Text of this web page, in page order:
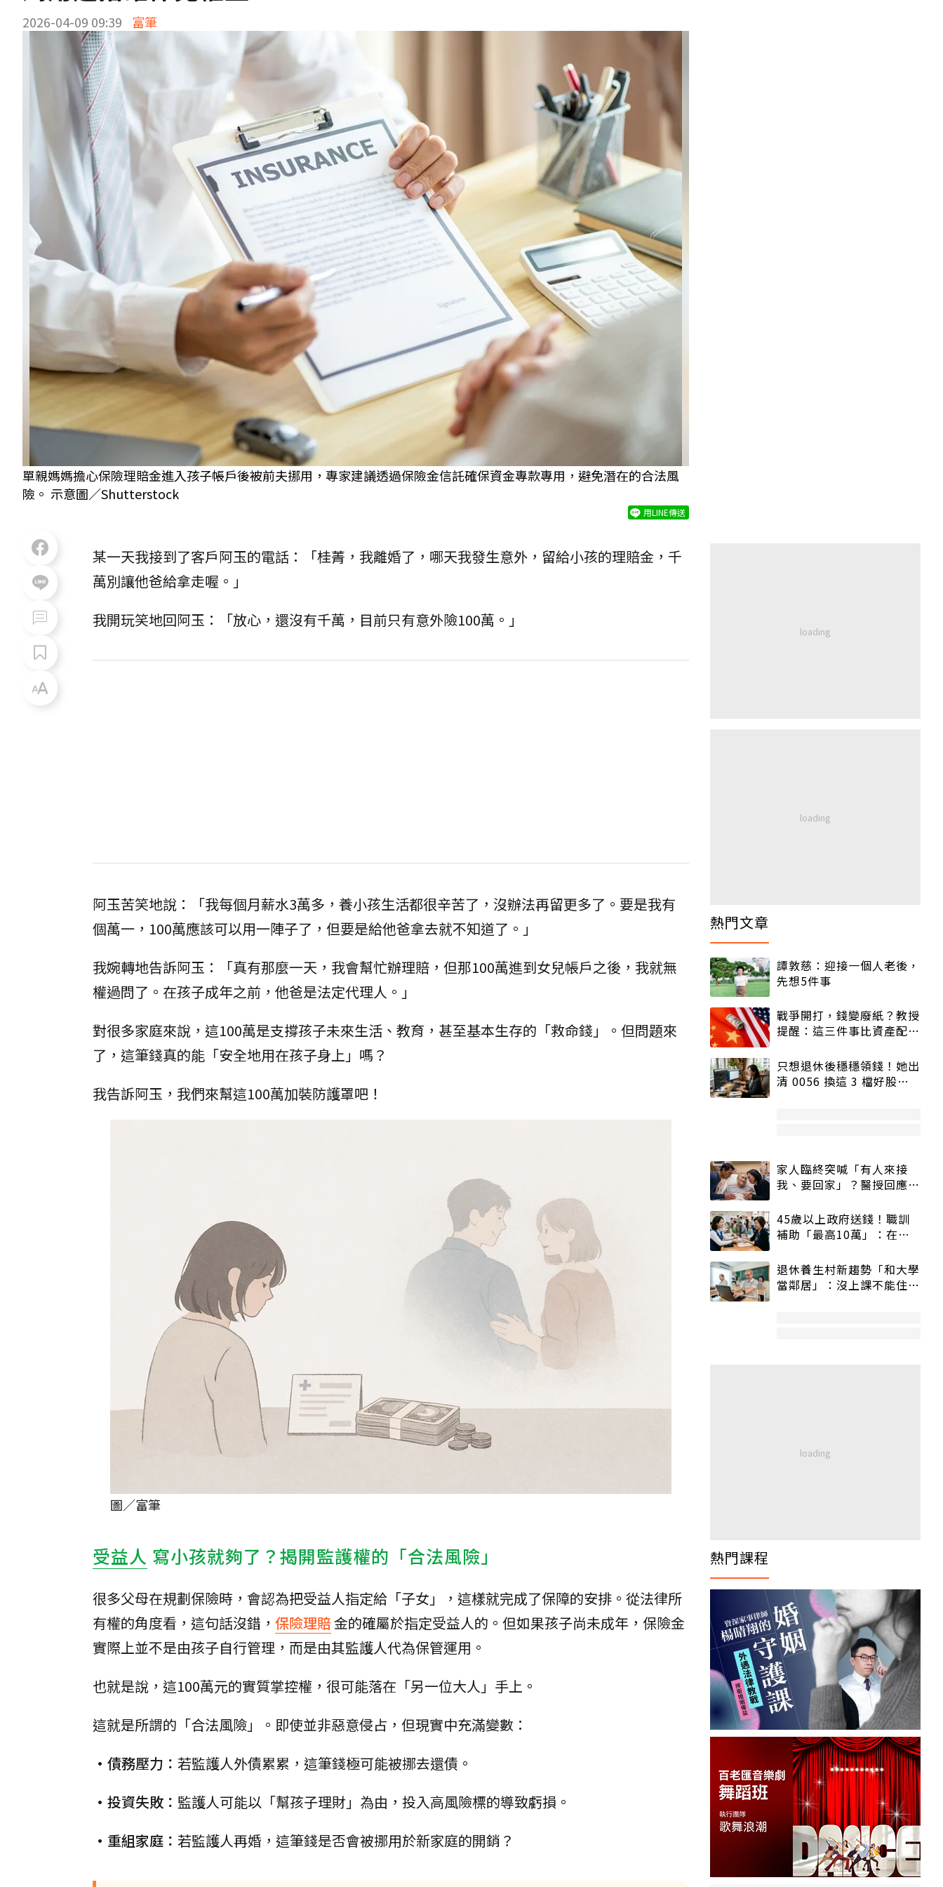
2026-04-09 09:39 富筆
單親媽媽擔心保險理賠金進入孩子帳戶後被前夫挪用，專家建議透過保險金信託確保資金專款專用，避免潛在的合法風
險。 示意圖／Shutterstock
用LINE傳送
某一天我接到了客戶阿玉的電話：「桂菁，我離婚了，哪天我發生意外，留給小孩的理賠金，千
萬別讓他爸給拿走喔。」
我開玩笑地回阿玉：「放心，還沒有千萬，目前只有意外險100萬。」
阿玉苦笑地說：「我每個月薪水3萬多，養小孩生活都很辛苦了，沒辦法再留更多了。要是我有
個萬一，100萬應該可以用一陣子了，但要是給他爸拿去就不知道了。」
我婉轉地告訴阿玉：「真有那麼一天，我會幫忙辦理賠，但那100萬進到女兒帳戶之後，我就無
權過問了。在孩子成年之前，他爸是法定代理人。」
對很多家庭來說，這100萬是支撐孩子未來生活、教育，甚至基本生存的「救命錢」。但問題來
了，這筆錢真的能「安全地用在孩子身上」嗎？
我告訴阿玉，我們來幫這100萬加裝防護罩吧！
圖／富筆
受益人 寫小孩就夠了？揭開監護權的「合法風險」
很多父母在規劃保險時，會認為把受益人指定給「子女」，這樣就完成了保障的安排。從法律所
有權的角度看，這句話沒錯， 保險理賠金的確屬於指定受益人的。但如果孩子尚未成年，保險金
實際上並不是由孩子自行管理，而是由其監護人代為保管運用。
也就是說，這100萬元的實質掌控權，很可能落在「另一位大人」手上。
這就是所謂的「合法風險」。即使並非惡意侵占，但現實中充滿變數：
•債務壓力： 若監護人外債累累，這筆錢極可能被挪去還債。
•投資失敗： 監護人可能以「幫孩子理財」為由，投入高風險標的導致虧損。
•重組家庭： 若監護人再婚，這筆錢是否會被挪用於新家庭的開銷？
熱門文章
譚敦慈：迎接一個人老後，
先想5件事
戰爭開打，錢變廢紙？教授
提醒：這三件事比資產配置
只想退休後穩穩領錢！她出
清 0056 換這 3 檔好股：
家人臨終突喊「有人來接
我、要回家」？醫授回應方
45歲以上政府送錢！職訓
補助「最高10萬」：在
退休養生村新趨勢「和大學
當鄰居」：沒上課不能住、
熱門課程